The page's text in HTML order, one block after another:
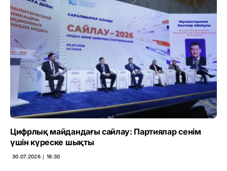
Цифрлық майдандағы сайлау: Партиялар сенім
үшін күреске шықты
30.07.2026 ∣ 18:30